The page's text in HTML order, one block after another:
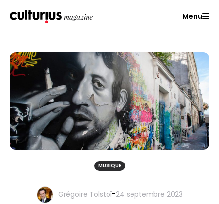
Menu
MUSIQUE
Grégoire Tolstoï-24 septembre 2023